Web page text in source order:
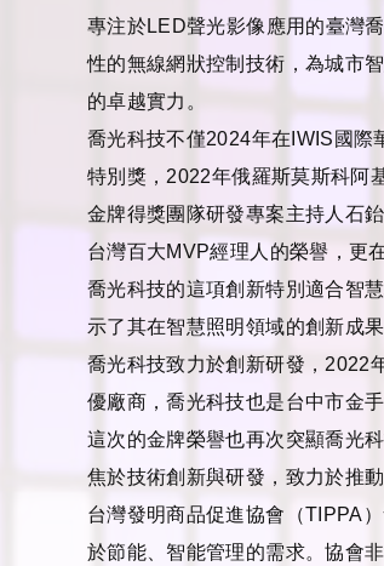
專注於LED聲光影像應用的臺灣
性的無線網狀控制技術，為城市
的卓越實力。
喬光科技不僅2024年在 IWIS 國際
特別獎， 2022年俄羅斯莫斯科阿
金牌得獎團隊研發專案主持人石
台灣百大MVP經理人的榮譽，更
喬光科技的這項創新特別適合智
示了其在智慧照明領域的創新成
喬光科技致力於創新研發， 2022
優廠商，喬光科技也是台中市金
這次的金牌榮譽也再次突顯喬光
焦於技術創新與研發，致力於推動
台灣發明商品促進協會（TIPPA
於節能、智能管理的需求。協會